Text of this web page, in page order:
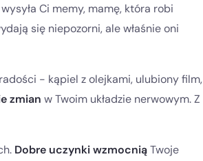
Ci memy, mamę, która robi
się niepozorni, ale właśnie oni
- kąpiel z olejkami, ulubiony film,
zmian w Twoim układzie nerwowym. Z
Dobre uczynki wzmocniąTwoje